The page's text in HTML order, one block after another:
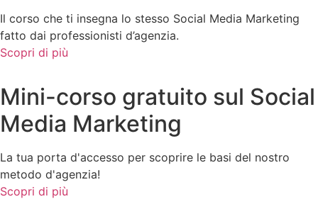
Il corso che ti insegna lo stesso Social Media Marketing
fatto dai professionisti d’agenzia.
Scopri di più
Mini-corso gratuito sul Social
Media Marketing
La tua porta d'accesso per scoprire le basi del nostro
metodo d'agenzia!
Scopri di più